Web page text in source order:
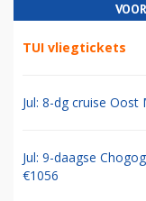
TUI vliegtickets
Jul: 8-dg cruise Oost
Jul: 9-daagse
€1056